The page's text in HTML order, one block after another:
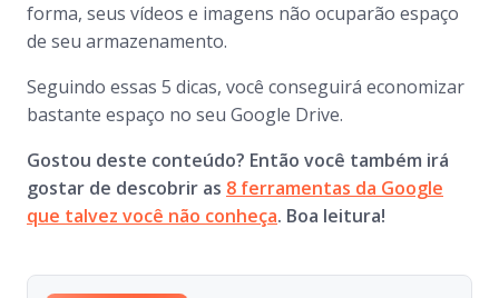
forma, seus vídeos e imagens não ocuparão espaço
de seu armazenamento.
Seguindo essas 5 dicas, você conseguirá economizar
bastante espaço no seu Google Drive.
Gostou deste conteúdo? Então você também irá
gostar de descobrir as 8 ferramentas da Google
que talvez você não conheça. Boa leitura!